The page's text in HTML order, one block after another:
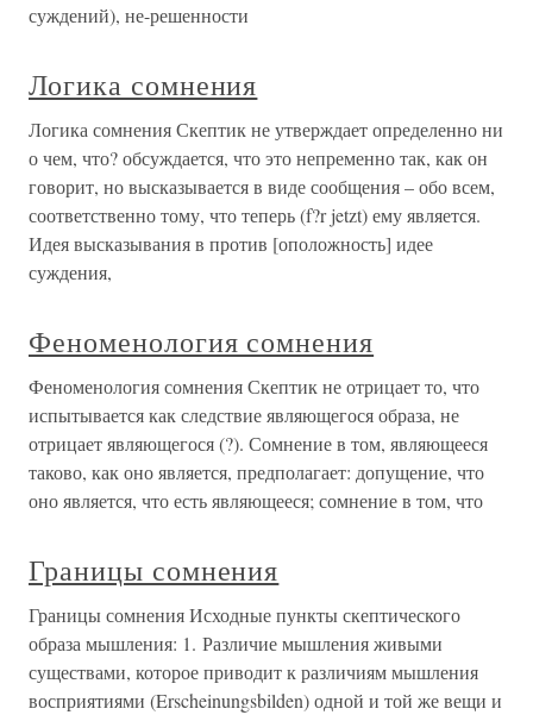
суждений), не-решенности
Логика сомнения
Логика сомнения Скептик не утверждает определенно ни
о чем, что? обсуждается, что это непременно так, как он
говорит, но высказывается в виде сообщения – обо всем,
соответственно тому, что теперь (f?r jetzt) ему является.
Идея высказывания в против [оположность] идее
суждения,
Феноменология сомнения
Феноменология сомнения Скептик не отрицает то, что
испытывается как следствие являющегося образа, не
отрицает являющегося (?). Сомнение в том, являющееся
таково, как оно является, предполагает: допущение, что
оно является, что есть являющееся; сомнение в том, что
Границы сомнения
Границы сомнения Исходные пункты скептического
образа мышления: 1. Различие мышления живыми
существами, которое приводит к различиям мышления
восприятиями (Erscheinungsbilden) одной и той же вещи и